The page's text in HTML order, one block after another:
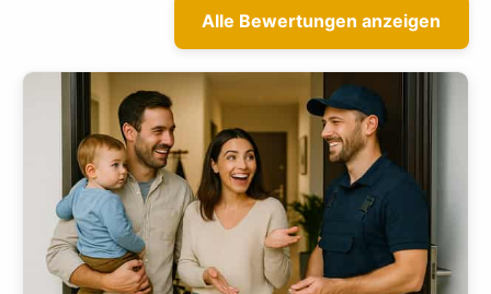
Alle Bewertungen anzeigen